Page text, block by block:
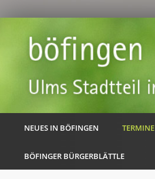
NEUES IN BÖFINGEN TERMINE
BÖFINGER BÜRGERBLÄTTLE